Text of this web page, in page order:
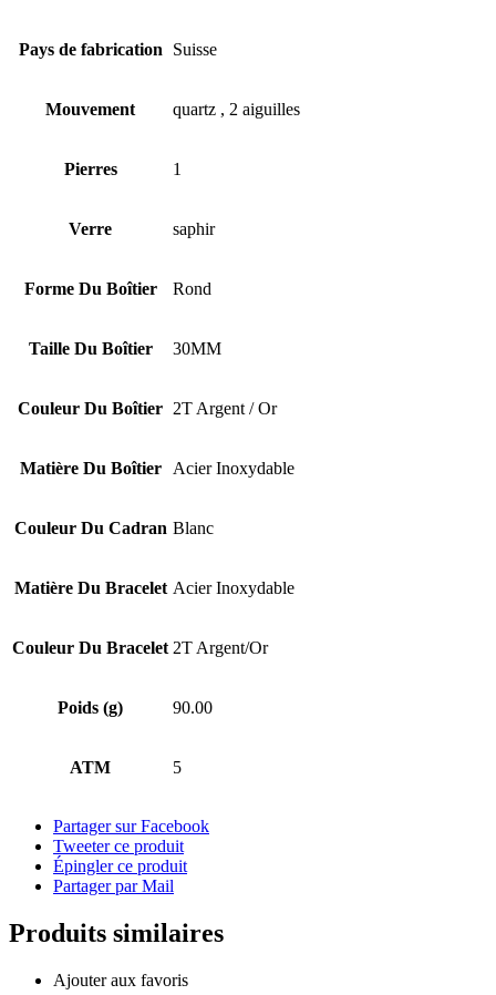
Pays de fabrication Suisse
Mouvement quartz , 2 aiguilles
Pierres 1
Verre saphir
Forme Du Boîtier Rond
Taille Du Boîtier 30MM
Couleur Du Boîtier 2T Argent / Or
Matière Du Boîtier Acier Inoxydable
Couleur Du Cadran Blanc
Matière Du Bracelet Acier Inoxydable
Couleur Du Bracelet 2T Argent/Or
Poids (g) 90.00
ATM 5
Partager sur Facebook
Tweeter ce produit
Épingler ce produit
Partager par Mail
Produits similaires
Ajouter aux favoris